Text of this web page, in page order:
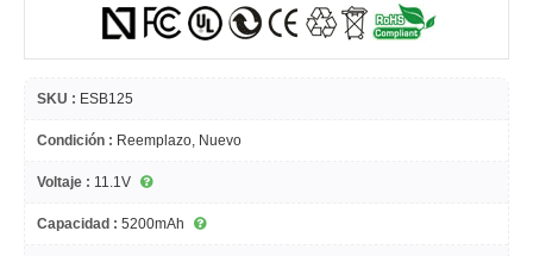
SKU : ESB125
Condición : Reemplazo, Nuevo
Voltaje : 11.1V
Capacidad : 5200mAh